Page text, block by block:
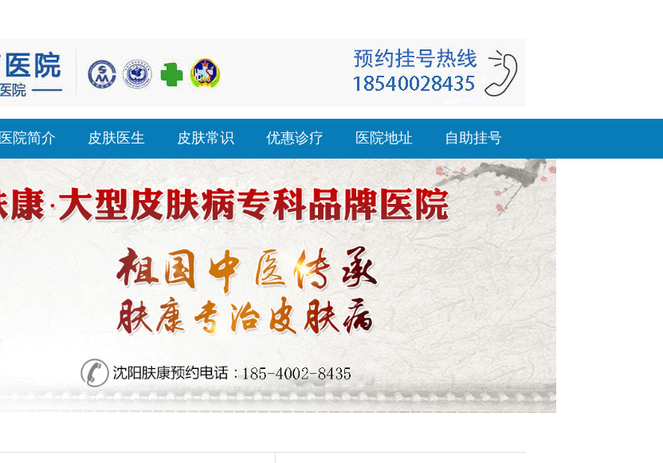
医院简介 皮肤医生 皮肤常识 优惠诊疗 医院地址 自助挂号